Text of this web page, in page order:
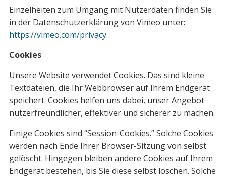
Einzelheiten zum Umgang mit Nutzerdaten finden Sie
in der Datenschutzerklärung von Vimeo unter:
https://vimeo.com/privacy.
Cookies
Unsere Website verwendet Cookies. Das sind kleine
Textdateien, die Ihr Webbrowser auf Ihrem Endgerät
speichert. Cookies helfen uns dabei, unser Angebot
nutzerfreundlicher, effektiver und sicherer zu machen.
Einige Cookies sind “Session-Cookies.” Solche Cookies
werden nach Ende Ihrer Browser-Sitzung von selbst
gelöscht. Hingegen bleiben andere Cookies auf Ihrem
Endgerät bestehen, bis Sie diese selbst löschen. Solche